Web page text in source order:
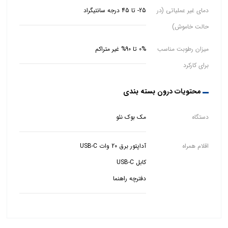
دمای غیر عملیاتی (در
حالت خاموش)
25- تا 45 درجه سانتیگراد
میزان رطوبت مناسب
برای کارکرد
0% تا 90% غیر متراکم
محتویات درون بسته بندی
دستگاه مک بوک نئو
اقلام همراه
آداپتور برق 20 وات USB-C
کابل USB-C
دفترچه راهنما